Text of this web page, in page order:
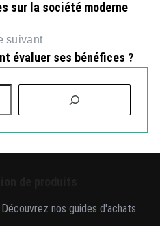
sur la société moderne
suivant
évaluer ses bénéfices ?
Découvrez nos guides d'achats